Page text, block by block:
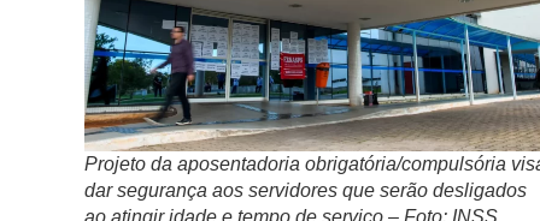
Projeto da aposentadoria obrigatória/compulsória
dar segurança aos servidores que serão desligados
ao atingir idade e tempo de serviço – Foto: INSS